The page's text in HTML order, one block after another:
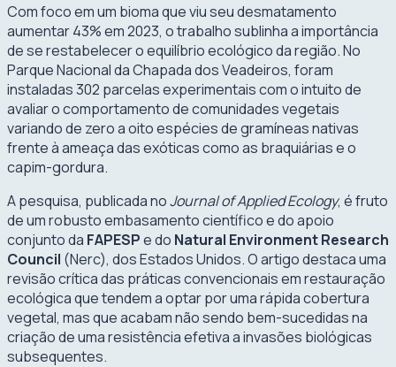
Com foco em um bioma que viu seu desmatamento
aumentar 43% em 2023, o trabalho sublinha a importância
de se restabelecer o equilíbrio ecológico da região. No
Parque Nacional da Chapada dos Veadeiros, foram
instaladas 302 parcelas experimentais com o intuito de
avaliar o comportamento de comunidades vegetais
variando de zero a oito espécies de gramíneas nativas
frente à ameaça das exóticas como as braquiárias e o
capim-gordura.
A pesquisa, publicada noJournal of Applied Ecology, é fruto
de um robusto embasamento científico e do apoio
conjunto da FAPESPe do Natural Environment Research
Council (Nerc), dos Estados Unidos. O artigo destaca uma
revisão crítica das práticas convencionais em restauração
ecológica que tendem a optar por uma rápida cobertura
vegetal, mas que acabam não sendo bem-sucedidas na
criação de uma resistência efetiva a invasões biológicas
subsequentes.